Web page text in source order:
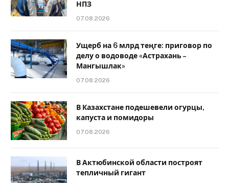
НПЗ
07.08.2026
Ущерб на 6 млрд теңге: приговор по
делу о водоводе «Астрахань –
Мангышлак»
07.08.2026
В Казахстане подешевели огурцы,
капуста и помидоры
07.08.2026
В Актюбинской области построят
тепличный гигант